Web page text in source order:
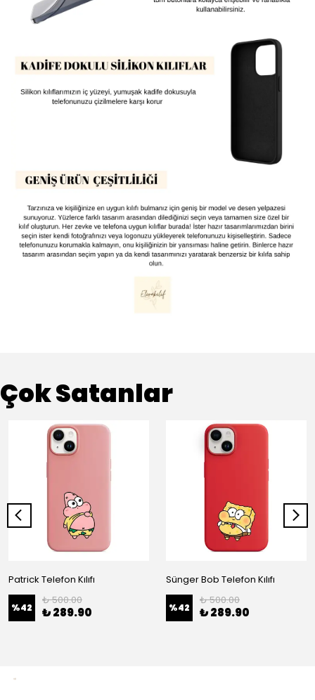
Çok Satanlar
Patrick Telefon Kılıfı
%42
₺ 500.00
₺ 289.90
Sünger Bob Telefon Kılıfı
%42
₺ 500.00
₺ 289.90